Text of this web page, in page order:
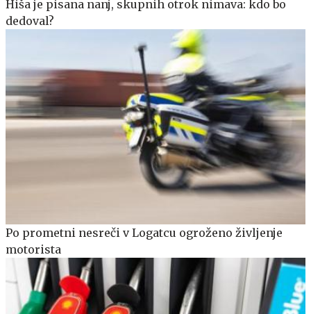
Hiša je pisana nanj, skupnih otrok nimava: kdo bo
dedoval?
Po prometni nesreči v Logatcu ogroženo življenje
motorista